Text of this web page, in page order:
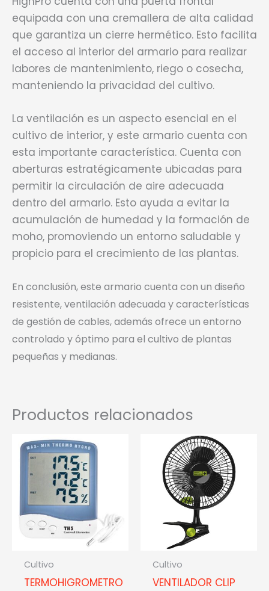
equipada con una cremallera de alta calidad
que garantiza un cierre hermético. Esto facilita
el acceso al interior del armario para realizar
labores de mantenimiento, riego o cosecha,
manteniendo la privacidad del cultivo.
La ventilación es un aspecto esencial en el
cultivo de interior, y este armario cuenta con
esta importante característica. Cuenta con
aberturas estratégicamente ubicadas para
permitir la circulación de aire adecuada
dentro del armario. Esto ayuda a evitar la
acumulación de humedad y la formación de
moho, promoviendo un entorno saludable y
propicio para el crecimiento de las plantas.
En conclusión, este armario cuenta con un diseño
resistente, ventilación adecuada y características
de gestión de cables, además ofrece un entorno
controlado y óptimo para el cultivo de plantas
pequeñas y medianas.
Productos relacionados
Cultivo
TERMOHIGROMETRO
Cultivo
VENTILADOR CLIP